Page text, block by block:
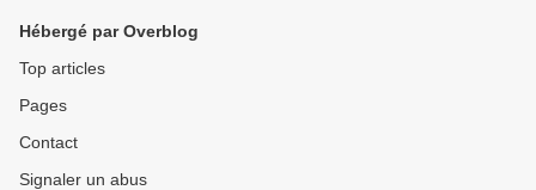
Hébergé par Overblog
Top articles
Pages
Contact
Signaler un abus